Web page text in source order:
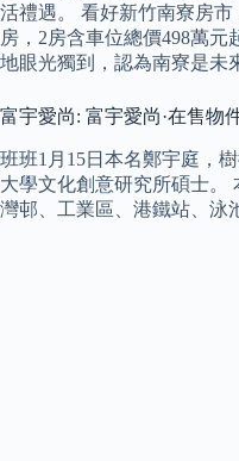
活禮遇。 看好新竹南寮房
房，2房含車位總價498萬
地眼光獨到，認為南寮是未
富宇愛尚: 富宇愛尚·在售物
班班1月15日本名鄭宇庭，
大學文化創意研究所碩士。
灣邨、工業區、港鐵站、泳